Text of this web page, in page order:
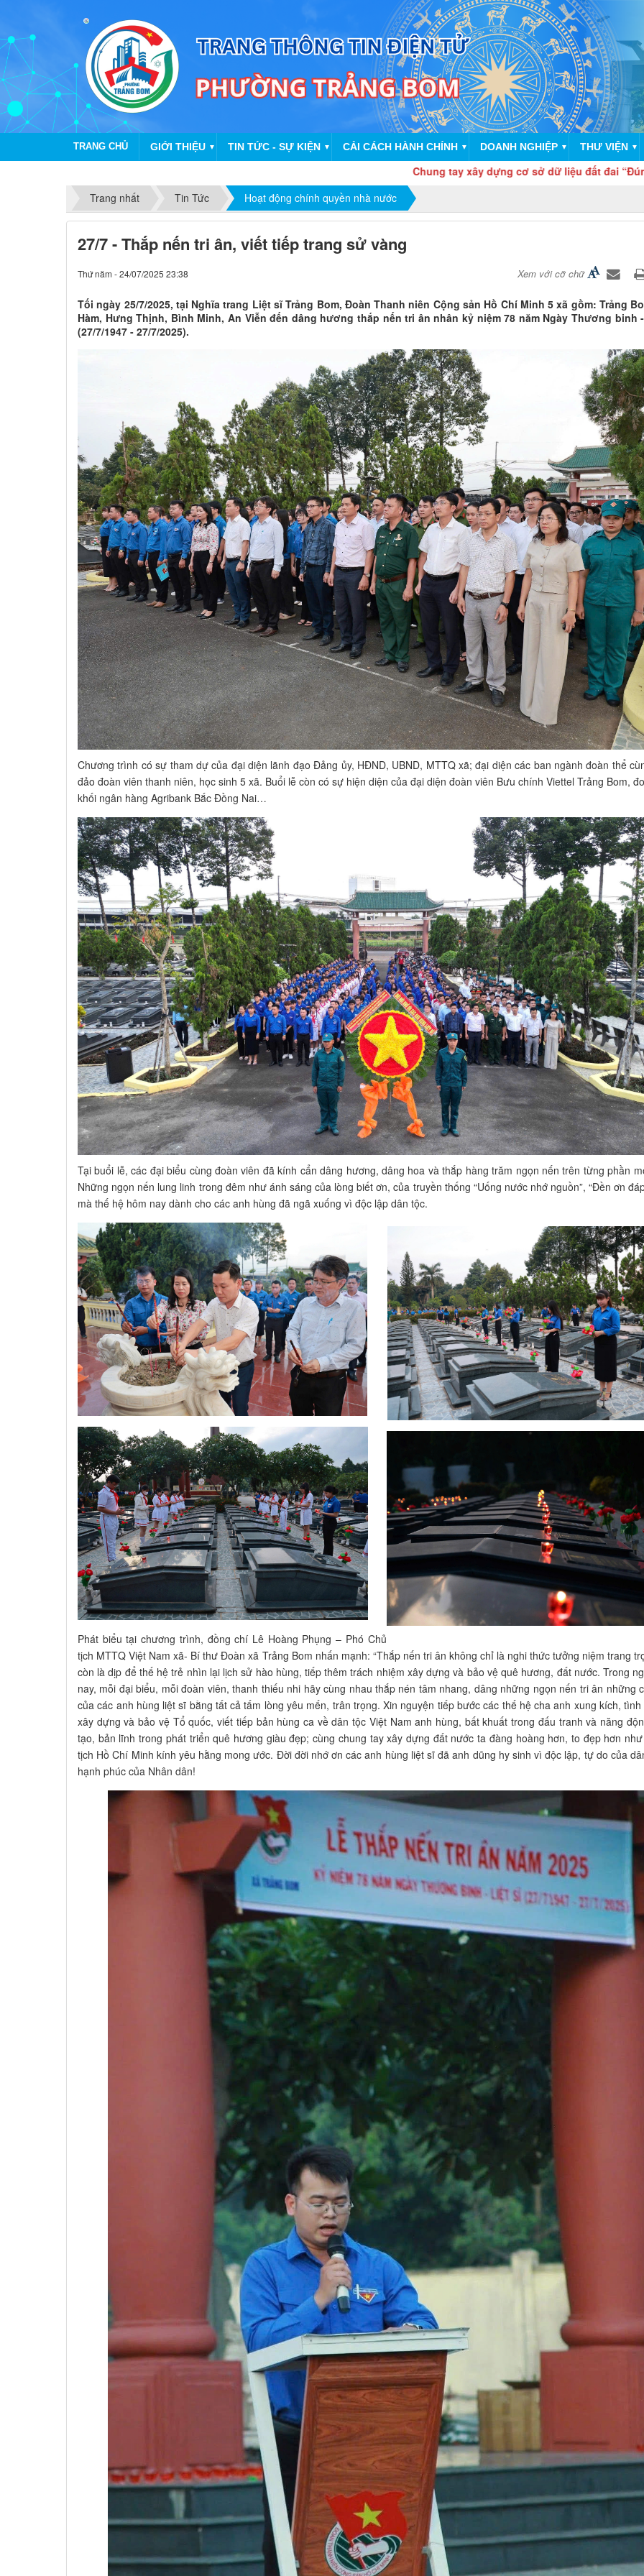
TRANG CHỦ GIỚI THIỆU ▼ TIN TỨC - SỰ KIỆN ▼ CẢI CÁCH HÀNH CHÍNH ▼ DOANH NGHIỆP ▼ THƯ VIỆN ▼
Chung tay xây dựng cơ sở dữ liệu đất đai “Đúng - đủ - sạch -
Trang nhất
Tin Tức Hoạt động chính quyền nhà nước
27/7 - Thắp nến tri ân, viết tiếp trang sử vàng
Thứ năm - 24/07/2025 23:38 Xem với cỡ chữ
Tối ngày 25/7/2025, tại Nghĩa trang Liệt sĩ Trảng Bom, Đoàn Thanh niên Cộng sản Hồ Chí Minh 5 xã gồm: Trảng
Hàm, Hưng Thịnh, Bình Minh, An Viễn đến dâng hương thắp nến tri ân nhân kỷ niệm 78 năm Ngày Thương binh
(27/7/1947 - 27/7/2025).
Chương trình có sự tham dự của đại diện lãnh đạo Đảng ủy, HĐND, UBND, MTTQ xã; đại diện các ban ngành đoàn thể
đảo đoàn viên thanh niên, học sinh 5 xã. Buổi lễ còn có sự hiện diện của đại diện đoàn viên Bưu chính Viettel Trảng Bom,
khối ngân hàng Agribank Bắc Đồng Nai…
Tại buổi lễ, các đại biểu cùng đoàn viên đã kính cẩn dâng hương, dâng hoa và thắp hàng trăm ngọn nến trên từng phần
Những ngọn nến lung linh trong đêm như ánh sáng của lòng biết ơn, của truyền thống “Uống nước nhớ nguồn”, “Đền ơn
mà thế hệ hôm nay dành cho các anh hùng đã ngã xuống vì độc lập dân tộc.
Phát biểu tại chương trình, đồng chí Lê Hoàng Phụng – Phó Chủ
tịch MTTQ Việt Nam xã- Bí thư Đoàn xã Trảng Bom nhấn mạnh: “Thắp nến tri ân không chỉ là nghi thức tưởng niệm trang
còn là dịp để thế hệ trẻ nhìn lại lịch sử hào hùng, tiếp thêm trách nhiệm xây dựng và bảo vệ quê hương, đất nước. Trong
nay, mỗi đại biểu, mỗi đoàn viên, thanh thiếu nhi hãy cùng nhau thắp nén tâm nhang, dâng những ngọn nến tri ân những
của các anh hùng liệt sĩ bằng tất cả tấm lòng yêu mến, trân trọng. Xin nguyện tiếp bước các thế hệ cha anh xung kích, tình
xây dựng và bảo vệ Tổ quốc, viết tiếp bản hùng ca về dân tộc Việt Nam anh hùng, bất khuất trong đấu tranh và năng
tạo, bản lĩnh trong phát triển quê hương giàu đẹp; cùng chung tay xây dựng đất nước ta đàng hoàng hơn, to đẹp hơn
tịch Hồ Chí Minh kính yêu hằng mong ước. Đời đời nhớ ơn các anh hùng liệt sĩ đã anh dũng hy sinh vì độc lập, tự do của
hạnh phúc của Nhân dân!